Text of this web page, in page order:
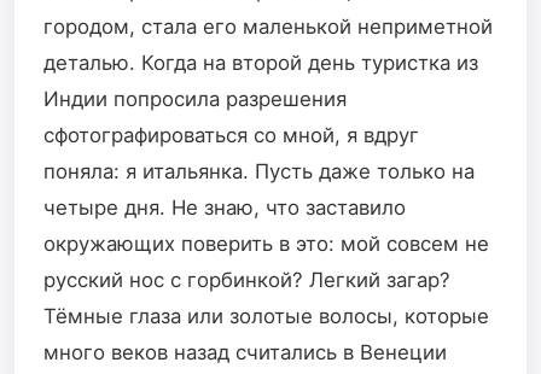
городом, стала его маленькой неприметной
деталью. Когда на второй день туристка из
Индии попросила разрешения
сфотографироваться со мной, я вдруг
поняла: я итальянка. Пусть даже только на
четыре дня. Не знаю, что заставило
окружающих поверить в это: мой совсем не
русский нос с горбинкой? Легкий загар?
Тёмные глаза или золотые волосы, которые
много веков назад считались в Венеции